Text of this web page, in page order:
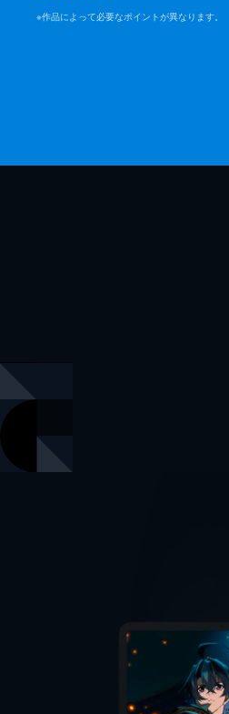
※作品によって必要なポイントが異なります。